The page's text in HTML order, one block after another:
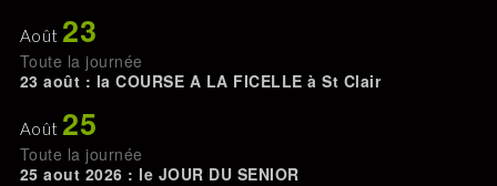
Août 23
Toute la journée
23 août : la COURSE A LA FICELLE à St Clair
Août 25
Toute la journée
25 aout 2026 : le JOUR DU SENIOR